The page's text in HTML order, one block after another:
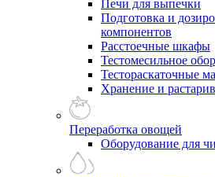
Печи для выпечки
Подготовка и
компонентов
Расстоечные шкафы
Тестомесильное
Тестораскаточные
Хранение и
Переработка овощей
Оборудование для